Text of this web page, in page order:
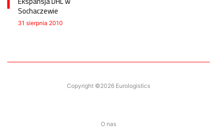
Sochaczewie
31 sierpnia 2010
Copyright ©2026 Eurologistics
O nas